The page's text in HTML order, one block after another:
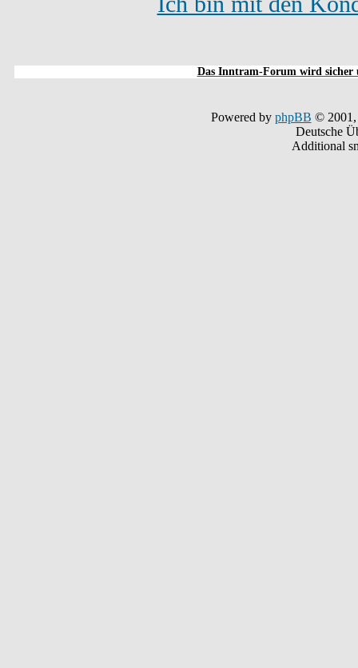
Das Inntram-Forum wird sicher
Powered by phpBB © 2001,
Deutsche
Additional